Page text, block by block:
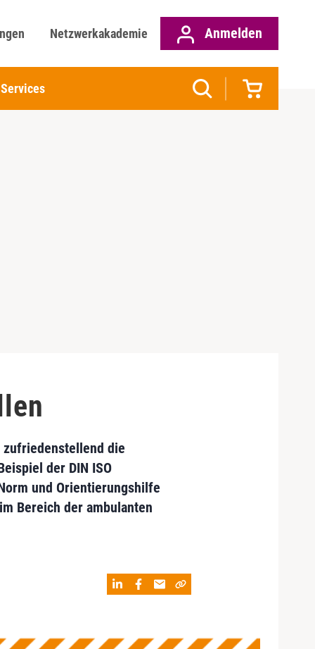
Netzwerkakademie Anmelden
Services
zufriedenstellend die
der DIN ISO
und Orientierungshilfe
Bereich der ambulanten